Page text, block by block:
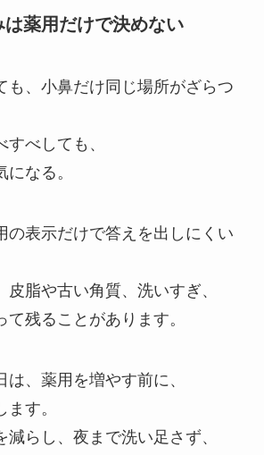
薬用だけで決めない
も、小鼻だけ同じ場所がざらつ
べしても、
なる。
の表示だけで答えを出しにくい
脂や古い角質、洗いすぎ、
残ることがあります。
、薬用を増やす前に、
す。
らし、夜まで洗い足さず、